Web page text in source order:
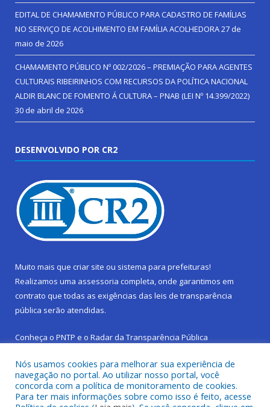
EDITAL DE CHAMAMENTO PÚBLICO PARA CADASTRO DE FAMÍLIAS
NO SERVIÇO DE ACOLHIMENTO EM FAMÍLIA ACOLHEDORA27 de
maio de 2026
CHAMAMENTO PÚBLICO Nº 002/2026 – PREMIAÇÃO PARA AGENTES
CULTURAIS RIBEIRINHOS COM RECURSOS DA POLÍTICA NACIONAL
ALDIR BLANC DE FOMENTO Á CULTURA – PNAB (LEI Nº 14.399/2022)
30 de abril de 2026
DESENVOLVIDO POR CR2
Muito mais que criar site ou sistema para prefeituras!
Realizamos uma assessoria completa, onde garantimos em
contrato que todas as exigências das leis de transparência
pública serão atendidas.
Conheça o PNTP e o Radar da Transparência Pública
Todos os direitos reservados a Prefeitura Municipal de São
Nós usamos cookies para melhorar sua experiência de
navegação no portal. Ao utilizar nosso portal, você
concorda com a política de monitoramento de cookies.
Para ter mais informações sobre como isso é feito, acesse